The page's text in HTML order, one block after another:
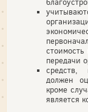
передачи
средств,
должен
кроме
является